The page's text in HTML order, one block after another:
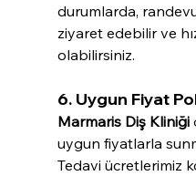
durumlarda,
ziyaret edebilir ve
olabilirsiniz.
6. Uygun Fiyat
Marmaris Diş Kliniği
uygun fiyatlarla
Tedavi ücretlerimiz